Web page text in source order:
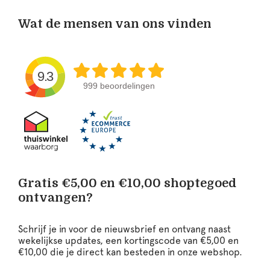
Wat de mensen van ons vinden
9.3
999 beoordelingen
Gratis €5,00 en €10,00 shoptegoed
ontvangen?
Schrijf je in voor de nieuwsbrief en ontvang naast
wekelijkse updates, een kortingscode van €5,00 en
€10,00 die je direct kan besteden in onze webshop.